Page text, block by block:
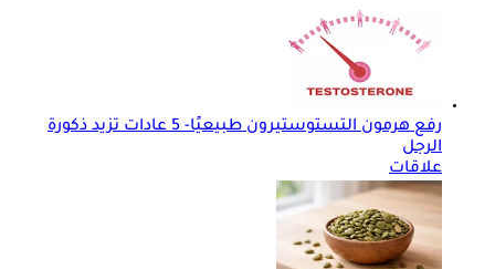
رفع هرمون التستوستيرون طبيعيًا- 5 عادات تزيد ذكورة
الرجل
علاقات